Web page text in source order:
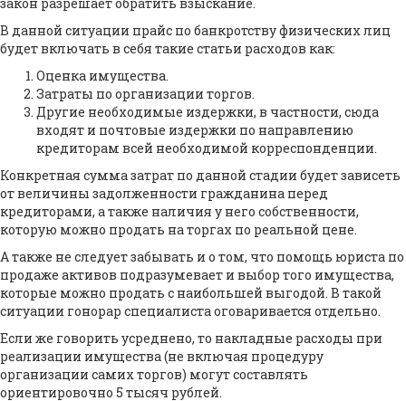
В данной ситуации прайс по банкротству физических лиц
будет включать в себя такие статьи расходов как:
Оценка имущества.
Затраты по организации торгов.
Другие необходимые издержки, в частности, сюда
входят и почтовые издержки по направлению
кредиторам всей необходимой корреспонденции.
Конкретная сумма затрат по данной стадии будет зависеть
от величины задолженности гражданина перед
кредиторами, а также наличия у него собственности,
которую можно продать на торгах по реальной цене.
А также не следует забывать и о том, что помощь юриста по
продаже активов подразумевает и выбор того имущества,
которые можно продать с наибольшей выгодой. В такой
ситуации гонорар специалиста оговаривается отдельно.
Если же говорить усреднено, то накладные расходы при
реализации имущества (не включая процедуру
организации самих торгов) могут составлять
ориентировочно 5 тысяч рублей.